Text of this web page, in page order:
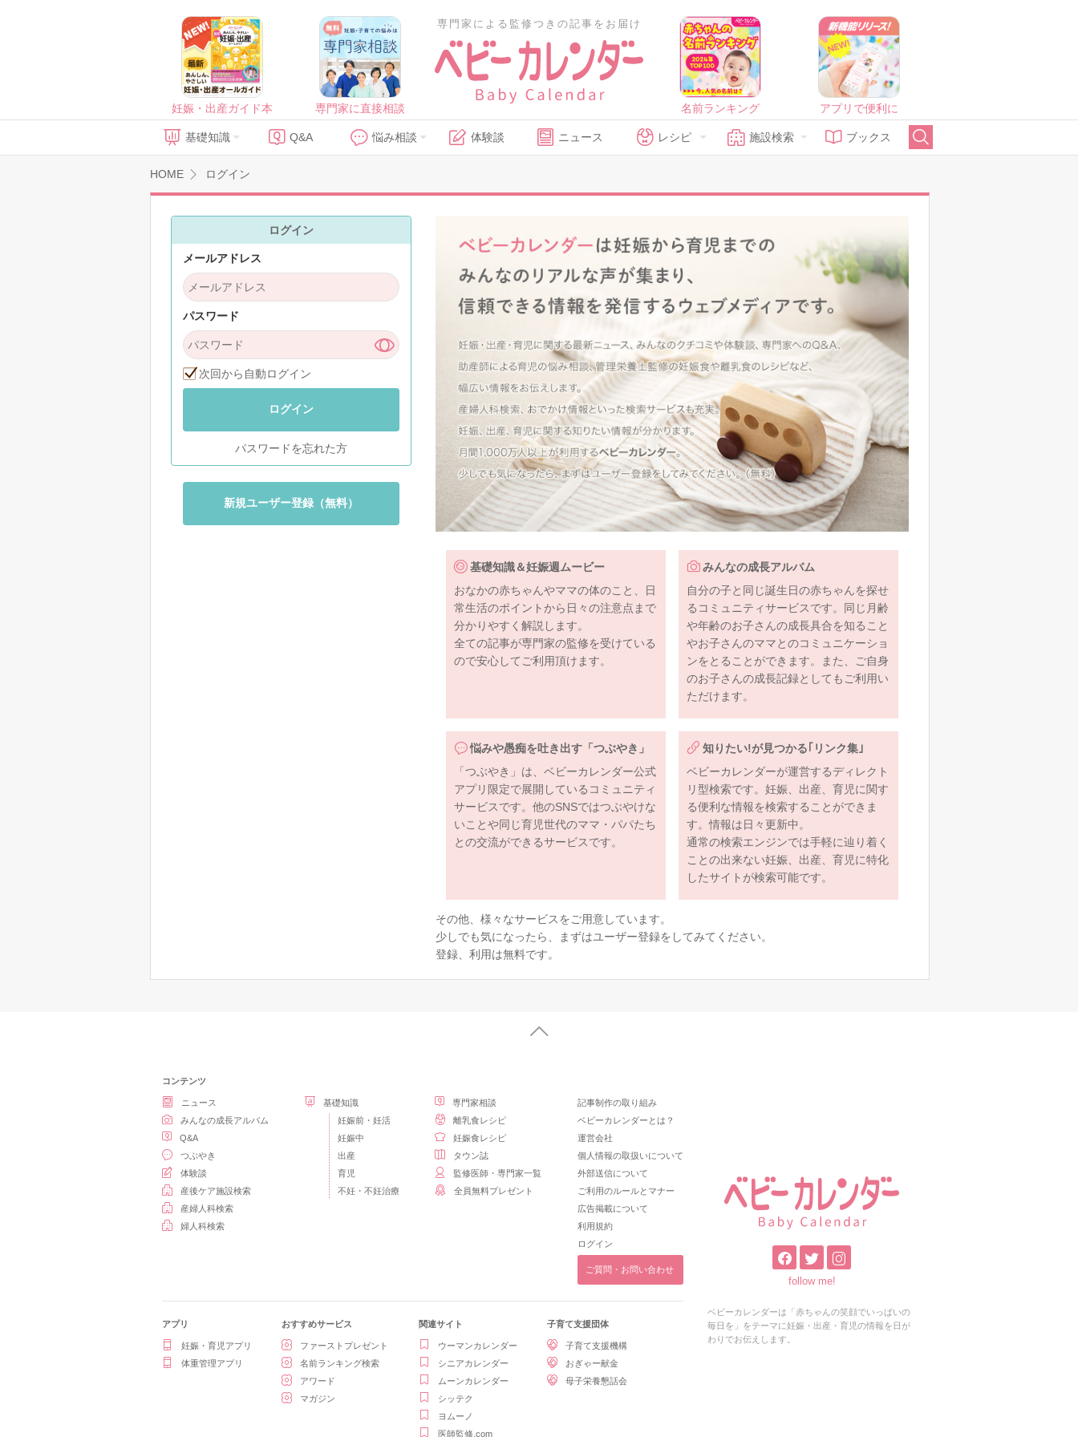
妊娠・出産ガイド本 専門家に直接相談
専門家による監修つきの記事をお届け
名前ランキング アプリで便利に
基礎知識 Q&A 悩み相談 体験談 ニュース レシピ 施設検索 ブックス
HOME ログイン
ログイン
メールアドレス
パスワード
次回から自動ログイン
ログイン
パスワードを忘れた方
新規ユーザー登録（無料）
基礎知識＆妊娠週ムービー
おなかの赤ちゃんやママの体のこと、日
常生活のポイントから日々の注意点まで
分かりやすく解説します。
全ての記事が専門家の監修を受けている
ので安心してご利用頂けます。
みんなの成長アルバム
自分の子と同じ誕生日の赤ちゃんを探せ
るコミュニティサービスです。同じ月齢
や年齢のお子さんの成長具合を知ること
やお子さんのママとのコミュニケーショ
ンをとることができます。また、ご自身
のお子さんの成長記録としてもご利用い
ただけます。
悩みや愚痴を吐き出す「つぶやき」
「つぶやき」は、ベビーカレンダー公式
アプリ限定で展開しているコミュニティ
サービスです。他のSNSではつぶやけな
いことや同じ育児世代のママ・パパたち
との交流ができるサービスです。
知りたい!が見つかる｢リンク集｣
ベビーカレンダーが運営するディレクト
リ型検索です。妊娠、出産、育児に関す
る便利な情報を検索することができま
す。情報は日々更新中。
通常の検索エンジンでは手軽に辿り着く
ことの出来ない妊娠、出産、育児に特化
したサイトが検索可能です。
その他、様々なサービスをご用意しています。
少しでも気になったら、まずはユーザー登録をしてみてください。
登録、利用は無料です。
コンテンツ
ニュース
みんなの成長アルバム
Q&A
つぶやき
体験談
産後ケア施設検索
産婦人科検索
婦人科検索
基礎知識
妊娠前・妊活
妊娠中
出産
育児
不妊・不妊治療
専門家相談
離乳食レシピ
妊娠食レシピ
タウン誌
監修医師・専門家一覧
全員無料プレゼント
記事制作の取り組み
ベビーカレンダーとは？
運営会社
個人情報の取扱いについて
外部送信について
ご利用のルールとマナー
広告掲載について
利用規約
ログイン
ご質問・お問い合わせ
アプリ
妊娠・育児アプリ
体重管理アプリ
おすすめサービス
ファーストプレゼント
名前ランキング検索
アワード
マガジン
関連サイト
ウーマンカレンダー
シニアカレンダー
ムーンカレンダー
シッテク
ヨムーノ
医師監修.com
子育て支援団体
子育て支援機構
おぎゃー献金
母子栄養懇話会
follow me!
ベビーカレンダーは「赤ちゃんの笑顔でいっぱいの
毎日を」をテーマに妊娠・出産・育児の情報を日が
わりでお伝えします。